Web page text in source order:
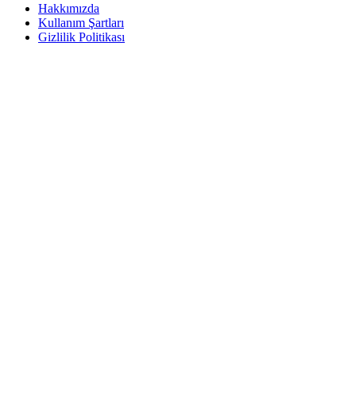
Hakkımızda
Kullanım Şartları
Gizlilik Politikası